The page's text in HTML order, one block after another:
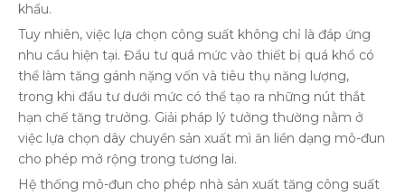
khẩu.
Tuy nhiên, việc lựa chọn công suất không chỉ là đáp ứng
nhu cầu hiện tại. Đầu tư quá mức vào thiết bị quá khổ có
thể làm tăng gánh nặng vốn và tiêu thụ năng lượng,
trong khi đầu tư dưới mức có thể tạo ra những nút thắt
hạn chế tăng trưởng. Giải pháp lý tưởng thường nằm ở
việc lựa chọn dây chuyền sản xuất mì ăn liền dạng mô-đun
cho phép mở rộng trong tương lai.
Hệ thống mô-đun cho phép nhà sản xuất tăng công suất